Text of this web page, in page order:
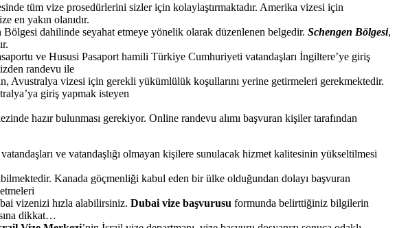
tüm vize prosedürlerini sizler için kolaylaştırmaktadır. Amerika vizesi için
en yakın olanıdır.
dahilinde seyahat etmeye yönelik olarak düzenlenen belgedir. Schengen Bölgesi,
ve Hususi Pasaport hamili Türkiye Cumhuriyeti vatandaşları İngiltere’ye giriş
randevu ile
Avustralya vizesi için gerekli yükümlülük koşullarını yerine getirmeleri gerekmektedir.
giriş yapmak isteyen
hazır bulunması gerekiyor. Online randevu alımı başvuran kişiler tarafından
ve vatandaşlığı olmayan kişilere sunulacak hizmet kalitesinin yükseltilmesi
Kanada göçmenliği kabul eden bir ülke olduğundan dolayı başvuran
vizenizi hızla alabilirsiniz. Dubai vize başvurusu formunda belirttiğiniz bilgilerin
dikkat…